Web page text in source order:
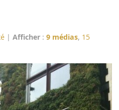
|Afficher :9 médias, 15